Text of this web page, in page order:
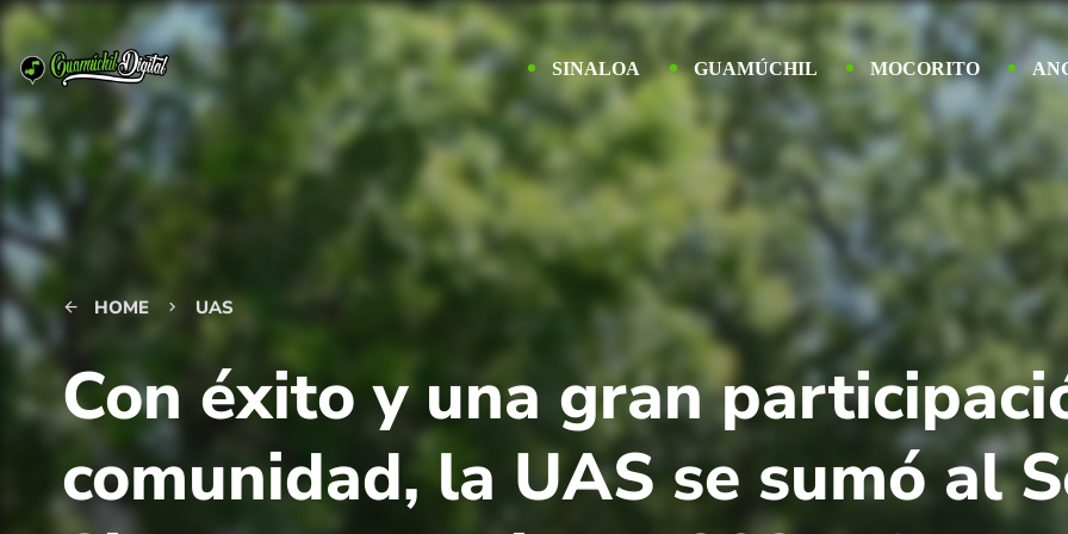
SINALOA GUAMÚCHIL MOCORITO
arrow_back HOME keyboard_arrow_right UAS
Con éxito y una gran
comunidad, la UAS se sumó al